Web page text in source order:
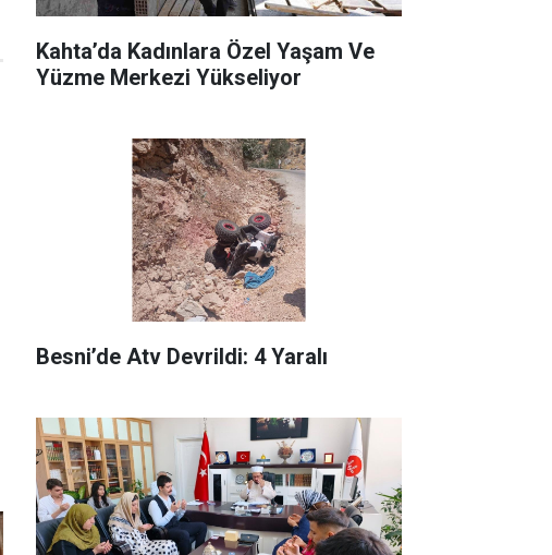
Kahta’da Kadınlara Özel Yaşam Ve
Yüzme Merkezi Yükseliyor
Besni’de Atv Devrildi: 4 Yaralı